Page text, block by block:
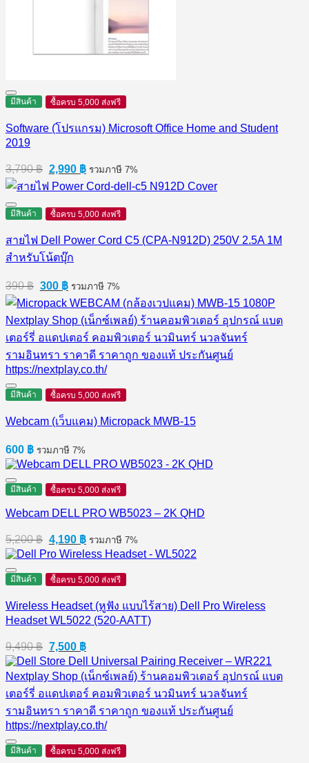
มีสินค้า ซื้อครบ 5,000 ส่งฟรี
Software (โปรแกรม) Microsoft Office Home and Student
2019
3,790฿ Original
price
was:
3,790 ฿.
2,990 ฿Current
price
is:
2,990 ฿.
รวมภาษี 7%
มีสินค้า ซื้อครบ 5,000 ส่งฟรี
สายไฟ Dell Power Cord C5 (CPA-N912D) 250V 2.5A 1M
สำหรับโน้ตบุ๊ก
390฿ Original
price
was:
390 ฿.
300 ฿Current
price
is:
300 ฿.
รวมภาษี 7%
มีสินค้า ซื้อครบ 5,000 ส่งฟรี
Webcam (เว็บแคม) Micropack MWB-15
600 ฿ รวมภาษี 7%
มีสินค้า ซื้อครบ 5,000 ส่งฟรี
Webcam DELL PRO WB5023 – 2K QHD
5,200฿ Original
price
was:
5,200 ฿.
4,190 ฿Current
price
is:
4,190 ฿.
รวมภาษี 7%
มีสินค้า ซื้อครบ 5,000 ส่งฟรี
Wireless Headset (หูฟัง แบบไร้สาย) Dell Pro Wireless
Headset WL5022 (520-AATT)
9,490฿ Original
price
was:
9,490 ฿.
7,500 ฿Current
price
is:
7,500 ฿.
มีสินค้า ซื้อครบ 5,000 ส่งฟรี